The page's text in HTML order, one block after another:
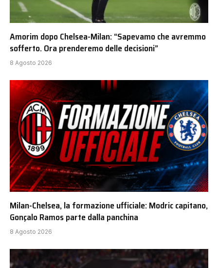
Amorim dopo Chelsea-Milan: “Sapevamo che avremmo
sofferto. Ora prenderemo delle decisioni”
8 Agosto 2026
Milan-Chelsea, la formazione ufficiale: Modric capitano,
Gonçalo Ramos parte dalla panchina
8 Agosto 2026